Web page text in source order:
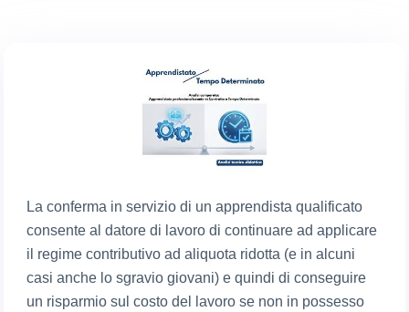
La conferma in servizio di un apprendista qualificato
consente al datore di lavoro di continuare ad applicare
il regime contributivo ad aliquota ridotta (e in alcuni
casi anche lo sgravio giovani) e quindi di conseguire
un risparmio sul costo del lavoro se non in possesso